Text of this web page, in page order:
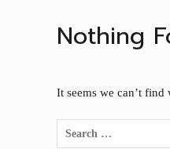
Nothing
It seems we can’t
Search
for: